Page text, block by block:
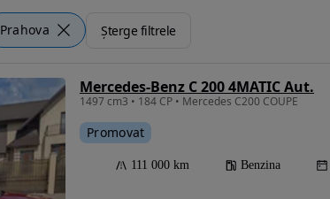
Prahova Șterge filtrele
Mercedes-Benz C 200 4MATIC Aut.
1497 cm3 • 184 CP • Mercedes C200 COUPE
Promovat
111 000 km Benzina